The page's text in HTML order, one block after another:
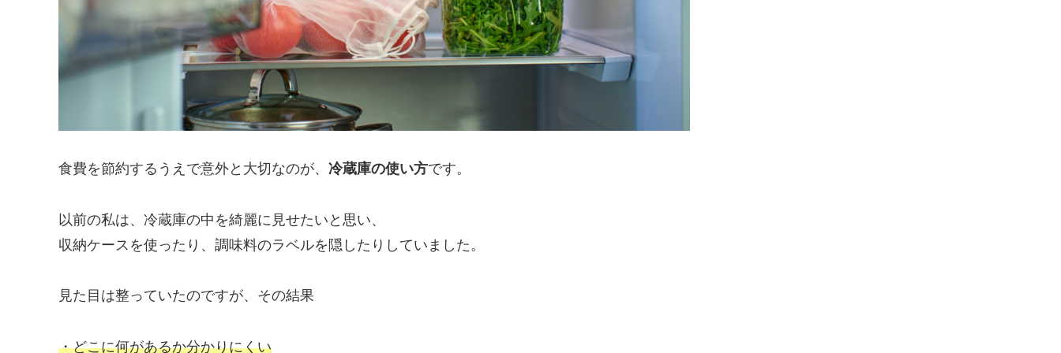
食費を節約するうえで意外と大切なのが、 冷蔵庫の使い方です。
以前の私は、冷蔵庫の中を綺麗に見せたいと思い、
収納ケースを使ったり、調味料のラベルを隠したりしていました。
見た目は整っていたのですが、その結果
・どこに何があるか分かりにくい